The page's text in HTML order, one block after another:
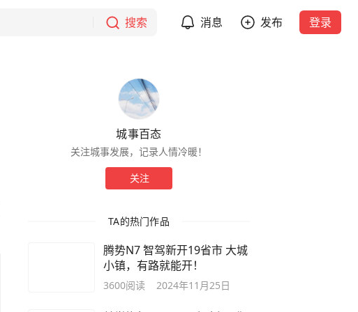
搜索 消息 发布 登录
城事百态
关注城事发展，记录人情冷暖！
关注
TA的热门作品
腾势N7 智驾新开19省市 大城
小镇，有路就能开！
3600阅读 2024年11月25日